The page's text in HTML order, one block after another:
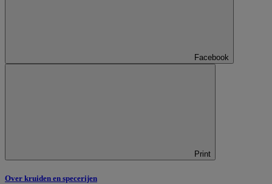
Facebook
Print
Over kruiden en specerijen